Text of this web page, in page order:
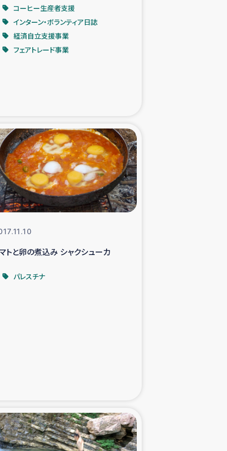
グローブ植林活動
おける緊急支援
援隊の活動
復興支援
立支援事業
料支援と農家生産支援
女性グループの生計支援
でのコーヒー畑改善事業
計向上支援
コーヒー生産者支援
インターン・ボランティア日誌
経済自立支援事業
フェアトレード事業
トと卵の煮込み シャクシューカ
パレスチナ